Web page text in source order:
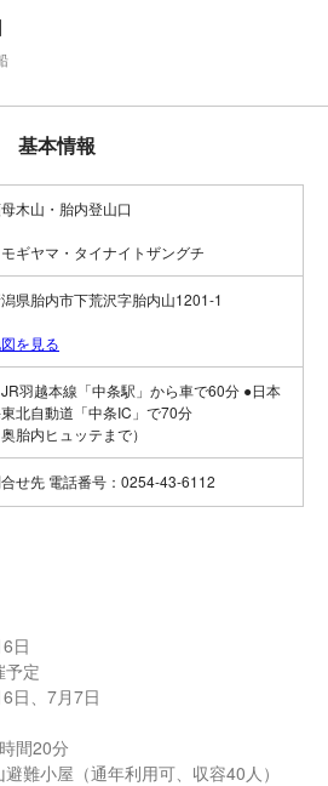
基本情報
木山・胎内登山口
ギヤマ・タイナイトザングチ
県胎内市下荒沢字胎内山1201-1
を見る
JR羽越本線「中条駅」から車で60分 ●日本
北自動道「中条IC」で70分
奥胎内ヒュッテまで）
せ先 電話番号：0254-43-6112
日
予定
日、7月7日
間20分
難小屋（通年利用可、収容40人）